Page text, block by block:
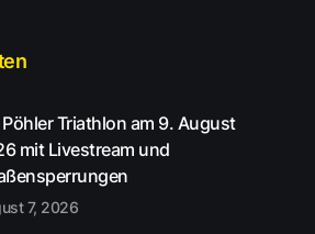
Triathlon am 9. August
mit Livestream und
7, 2026